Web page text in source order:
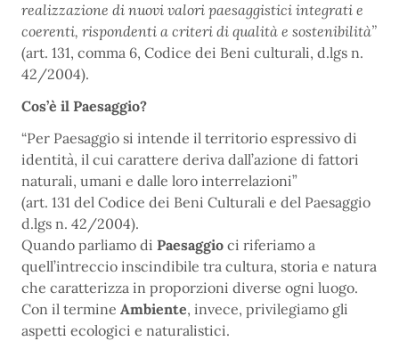
realizzazione di nuovi valori paesaggistici integrati e
coerenti, rispondenti a criteri di qualità e sostenibilità”
(art. 131, comma 6, Codice dei Beni culturali, d.lgs n.
42/2004).
Cos’è il Paesaggio?
“Per Paesaggio si intende il territorio espressivo di
identità, il cui carattere deriva dall’azione di fattori
naturali, umani e dalle loro interrelazioni”
(art. 131 del Codice dei Beni Culturali e del Paesaggio
d.lgs n. 42/2004).
Quando parliamo di Paesaggio ci riferiamo a
quell’intreccio inscindibile tra cultura, storia e natura
che caratterizza in proporzioni diverse ogni luogo.
Con il termine Ambiente, invece, privilegiamo gli
aspetti ecologici e naturalistici.